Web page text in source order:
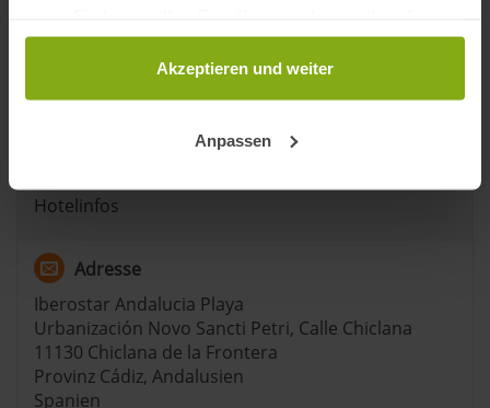
Cookie-Erklärung oder durch Klicken auf das Privacy
Trigger Symbol ändern oder widerrufen
Informationen über Ihre geografische Lage
können
bestimmten Merkmalen (Fingerprinting) identifizieren
Erfahren Sie mehr darüber, wie Ihre persönlichen Daten
verarbeitet werden, und legen Sie Ihre Präferenzen im
Abschnitt Einzelheitenfest.
andalusien360.de verwendet Cookies
Akzeptieren und weiter
Anpassen
Playa Punta de las Piedras
Hotelinfos
Adresse
Iberostar Andalucia Playa
Urbanización Novo Sancti Petri, Calle Chiclana
11130 Chiclana de la Frontera
Provinz Cádiz, Andalusien
Spanien